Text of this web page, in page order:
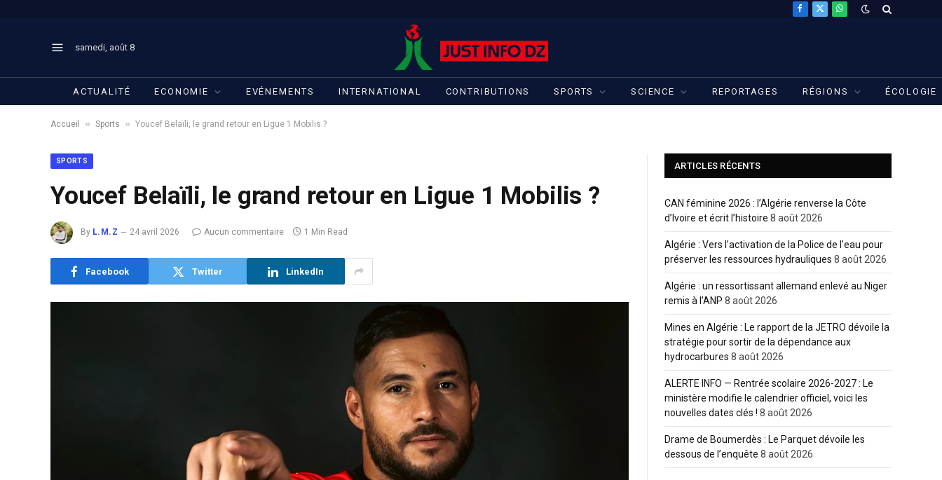
Facebook
X
WhatsApp
samedi, août 8
ACTUALITÉ ECONOMIE EVÉNEMENTS INTERNATIONAL CONTRIBUTIONS SPORTS SCIENCE REPORTAGES RÉGIONS ÉCOLOGIE
Accueil » Sports » Youcef Belaïli, le grand retour en Ligue 1 Mobilis ?
SPORTS
Youcef Belaïli, le grand retour en Ligue 1 Mobilis ?
By L.M.Z 24 avril 2026 Aucun commentaire 1 Min Read
Facebook Twitter LinkedIn
ARTICLES RÉCENTS
CAN féminine 2026 : l’Algérie renverse la Côte
d’Ivoire et écrit l’histoire 8 août 2026
Algérie : Vers l’activation de la Police de l’eau pour
préserver les ressources hydrauliques 8 août 2026
Algérie : un ressortissant allemand enlevé au Niger
remis à l’ANP 8 août 2026
Mines en Algérie : Le rapport de la JETRO dévoile la
stratégie pour sortir de la dépendance aux
hydrocarbures 8 août 2026
ALERTE INFO — Rentrée scolaire 2026-2027 : Le
ministère modifie le calendrier officiel, voici les
nouvelles dates clés ! 8 août 2026
Drame de Boumerdès : Le Parquet dévoile les
dessous de l’enquête 8 août 2026